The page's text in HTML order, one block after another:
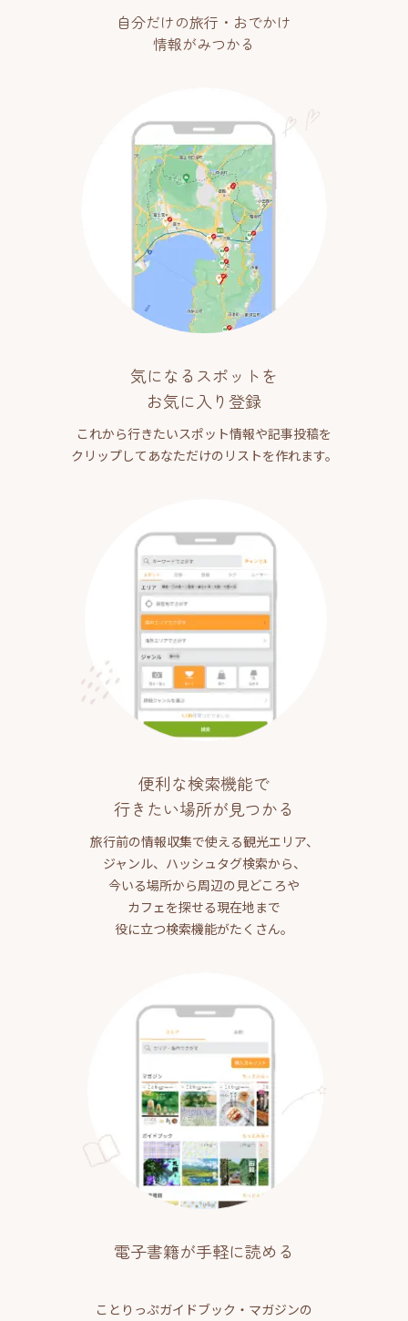
自分だけの旅行・おでかけ
情報がみつかる
気になるスポットを
お気に入り登録
これから行きたいスポット情報や記事投稿を
クリップしてあなただけのリストを作れます。
便利な検索機能で
行きたい場所が見つかる
旅行前の情報収集で使える観光エリア、
ジャンル、ハッシュタグ検索から、
今いる場所から周辺の見どころや
カフェを探せる現在地まで
役に立つ検索機能がたくさん。
電子書籍が手軽に読める
ことりっぷガイドブック・マガジンの